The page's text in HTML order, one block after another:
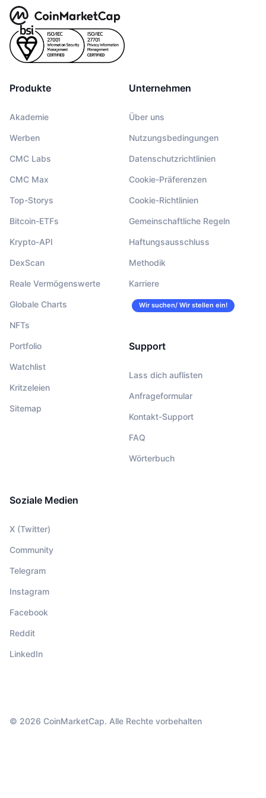
Produkte
Akademie
Werben
CMC Labs
CMC Max
Top-Storys
Bitcoin-ETFs
Krypto-API
DexScan
Reale Vermögenswerte
Globale Charts
NFTs
Portfolio
Watchlist
Kritzeleien
Sitemap
Unternehmen
Über uns
Nutzungsbedingungen
Datenschutzrichtlinien
Cookie-Präferenzen
Cookie-Richtlinien
Gemeinschaftliche Regeln
Haftungsausschluss
Methodik
Karriere
Wir suchen/ Wir stellen ein!
Support
Lass dich auflisten
Anfrageformular
Kontakt-Support
FAQ
Wörterbuch
Soziale Medien
X (Twitter)
Community
Telegram
Instagram
Facebook
Reddit
LinkedIn
© 2026 CoinMarketCap. Alle Rechte vorbehalten